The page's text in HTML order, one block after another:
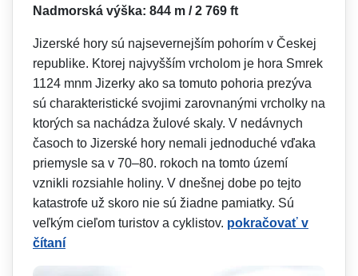
Nadmorská výška: 844 m / 2 769 ft
Jizerské hory sú najsevernejším pohorím v Českej
republike. Ktorej najvyšším vrcholom je hora Smrek
1124 mnm Jizerky ako sa tomuto pohoria prezýva
sú charakteristické svojimi zarovnanými vrcholky na
ktorých sa nachádza žulové skaly. V nedávnych
časoch to Jizerské hory nemali jednoduché vďaka
priemysle sa v 70–80. rokoch na tomto území
vznikli rozsiahle holiny. V dnešnej dobe po tejto
katastrofe už skoro nie sú žiadne pamiatky. Sú
veľkým cieľom turistov a cyklistov. pokračovať v
čítaní